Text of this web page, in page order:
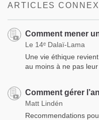
ARTICLES
Comment mener
Le 14ᵉ Dalaï-Lama
Une vie éthique
au moins à ne pas leur
Comment gérer
Matt Lindén
Recommendations